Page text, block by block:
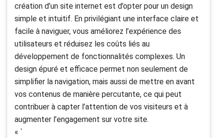
création d’un site internet est d’opter pour un design
simple et intuitif. En privilégiant une interface claire et
facile à naviguer, vous améliorez l’expérience des
utilisateurs et réduisez les coûts liés au
développement de fonctionnalités complexes. Un
design épuré et efficace permet non seulement de
simplifier la navigation, mais aussi de mettre en avant
vos contenus de manière percutante, ce qui peut
contribuer à capter l’attention de vos visiteurs et à
augmenter l’engagement sur votre site.
« `